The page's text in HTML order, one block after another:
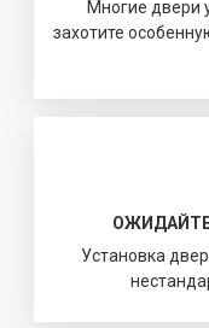
Многие двери
захотите
Установка